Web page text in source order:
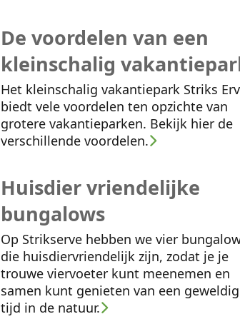
De voordelen van een
kleinschalig
Het kleinschalig vakantiepark Striks
biedt vele voordelen ten opzichte van
grotere vakantieparken. Bekijk hier de
verschillende voordelen.
Huisdier vriendelijke
bungalows
Op Strikserve hebben we vier
die huisdiervriendelijk zijn, zodat je je
trouwe viervoeter kunt meenemen en
samen kunt genieten van een
tijd in de natuur.